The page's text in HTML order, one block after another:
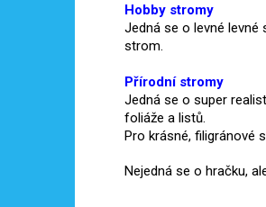
Hobby stromy
Jedná se o levné levné
strom.
Přírodní stromy
Jedná se o super
foliáže a listů.
Pro krásné, filigránové
Nejedná se o hračku,